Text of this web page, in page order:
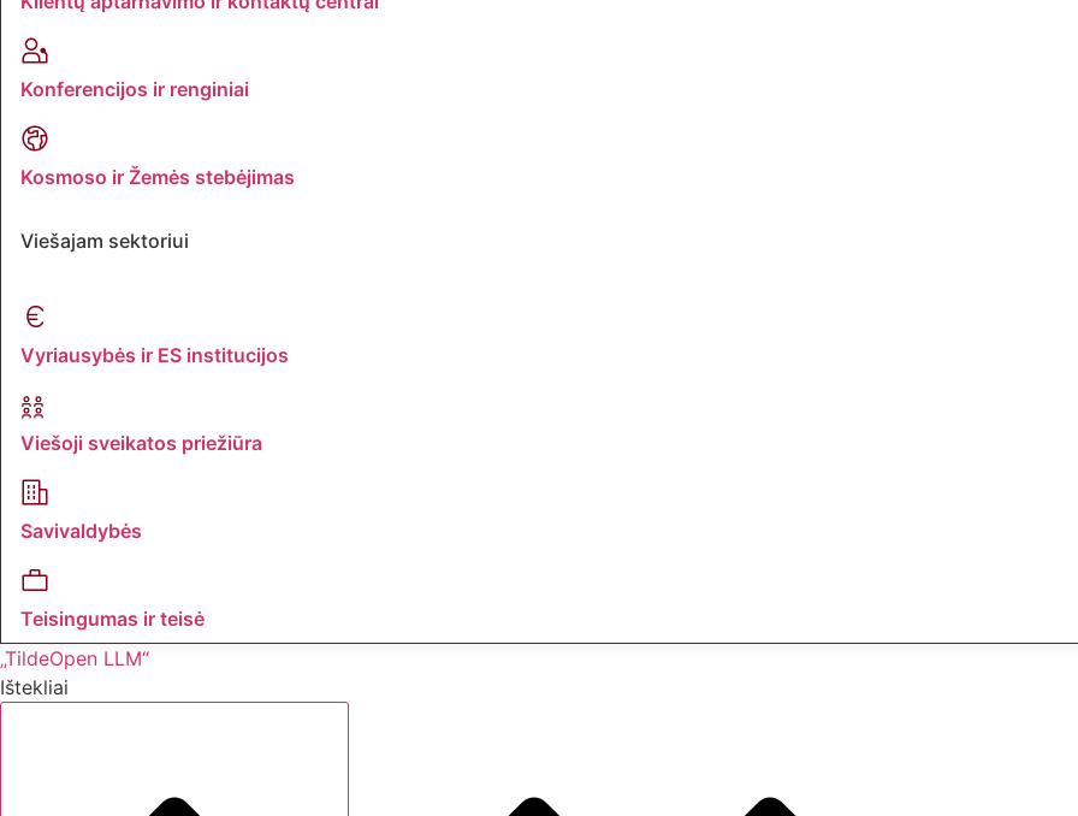
Konferencijos ir renginiai
Kosmoso ir Žemės stebėjimas
Viešajam sektoriui
Vyriausybės ir ES institucijos
Viešoji sveikatos priežiūra
Savivaldybės
Teisingumas ir teisė
„TildeOpen LLM“
Ištekliai